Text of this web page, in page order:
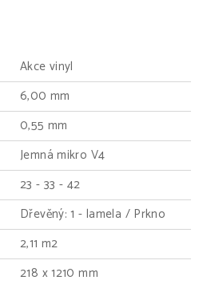
Akce vinyl
6,00 mm
0,55 mm
Jemná mikro V4
23 - 33 - 42
Dřevěný: 1 - lamela / Prkno
2,11 m2
218 x 1210 mm